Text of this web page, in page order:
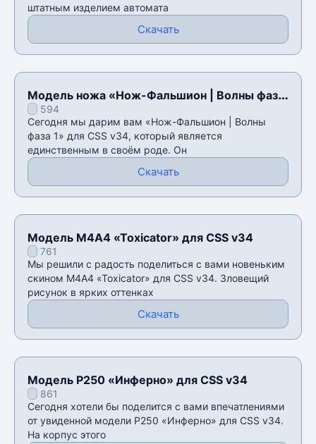
штатным изделием автомата
Скачать
Модель ножа «Нож-Фальшион | Волны фаза
1» для CSS v34
594
Сегодня мы дарим вам «Нож-Фальшион | Волны
фаза 1» для CSS v34, который является
единственным в своём роде. Он
Скачать
Модель М4А4 «Toxicator» для CSS v34
761
Мы решили с радость поделиться с вами новеньким
скином М4А4 «Toxicator» для CSS v34. Зловещий
рисунок в ярких оттенках
Скачать
Модель P250 «Инферно» для CSS v34
861
Сегодня хотели бы поделится с вами впечатлениями
от увиденной модели P250 «Инферно» для CSS v34.
На корпус этого